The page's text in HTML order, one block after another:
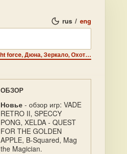
rus / eng
Обзор - обзор новых игрушек: Monsterland, Lasthero of the light force, Дюна, Зеркало, Охота на кротов.
ОБЗОР
Новье - обзор игр: VADE
RETRO II, SPECCY
PONG, XELDA - QUEST
FOR THE GOLDEN
APPLE, B-Squared, Mag
the Magician.